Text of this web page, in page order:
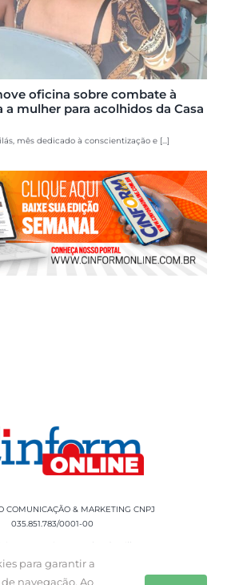
oficina sobre combate à
mulher para acolhidos da Casa
mês dedicado à conscientização e [...]
COMUNICAÇÃO & MARKETING CNPJ
035.851.783/0001-00
Cesar Leite, 90 Salgado Filho -
SE, CEP: 49020-060 Fone: +55 79
para garantir a
navegação. Ao